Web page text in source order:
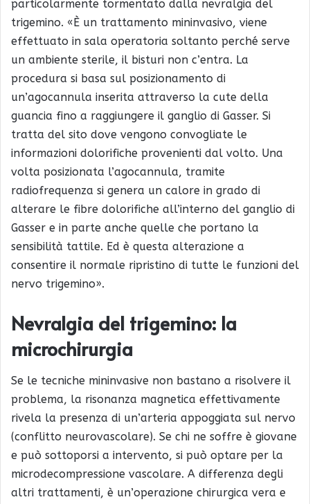
particolarmente tormentato dalla nevralgia del
trigemino. «È un trattamento mininvasivo, viene
effettuato in sala operatoria soltanto perché serve
un ambiente sterile, il bisturi non c’entra. La
procedura si basa sul posizionamento di
un’agocannula inserita attraverso la cute della
guancia fino a raggiungere il ganglio di Gasser. Si
tratta del sito dove vengono convogliate le
informazioni dolorifiche provenienti dal volto. Una
volta posizionata l’agocannula, tramite
radiofrequenza si genera un calore in grado di
alterare le fibre dolorifiche all’interno del ganglio di
Gasser e in parte anche quelle che portano la
sensibilità tattile. Ed è questa alterazione a
consentire il normale ripristino di tutte le funzioni del
nervo trigemino».
Nevralgia del trigemino: la
microchirurgia
Se le tecniche mininvasive non bastano a risolvere il
problema, la risonanza magnetica effettivamente
rivela la presenza di un’arteria appoggiata sul nervo
(conflitto neurovascolare). Se chi ne soffre è giovane
e può sottoporsi a intervento, si può optare per la
microdecompressione vascolare. A differenza degli
altri trattamenti, è un’operazione chirurgica vera e